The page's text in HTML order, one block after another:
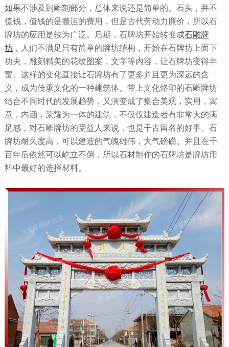
如果不涉及到雕刻部分，总体来说还是简单的。石头，并不
值钱，值钱的是搬运的费用，但是古代劳动力廉价，所以石
牌坊的应用是较为广泛。后期，石牌坊开始转变成石雕牌
坊，人们不满足只有简单的牌坊结构，开始在石牌坊上面下
功夫，雕刻精美的花纹图案，文字等内容，让石牌坊变得丰
富。这样的变化直接让石牌坊有了更多并且更为深远的含
义，成为传承文化的一种建筑体。带上文化烙印的石雕牌坊
结合不同时代的发展趋势，又演变成了集合美观，实用，寓
意，内涵，荣耀为一体的建筑，不仅仅建造者有非常大的满
足感，对石雕牌坊的受益人来说，也是千古留名的好事。石
牌坊耐久度高，可以建造的气魄雄伟，大气磅礴。并且在千
百年后依然可以屹立不倒，所以石材制作的石牌坊是牌坊用
料中最好的选择材料。